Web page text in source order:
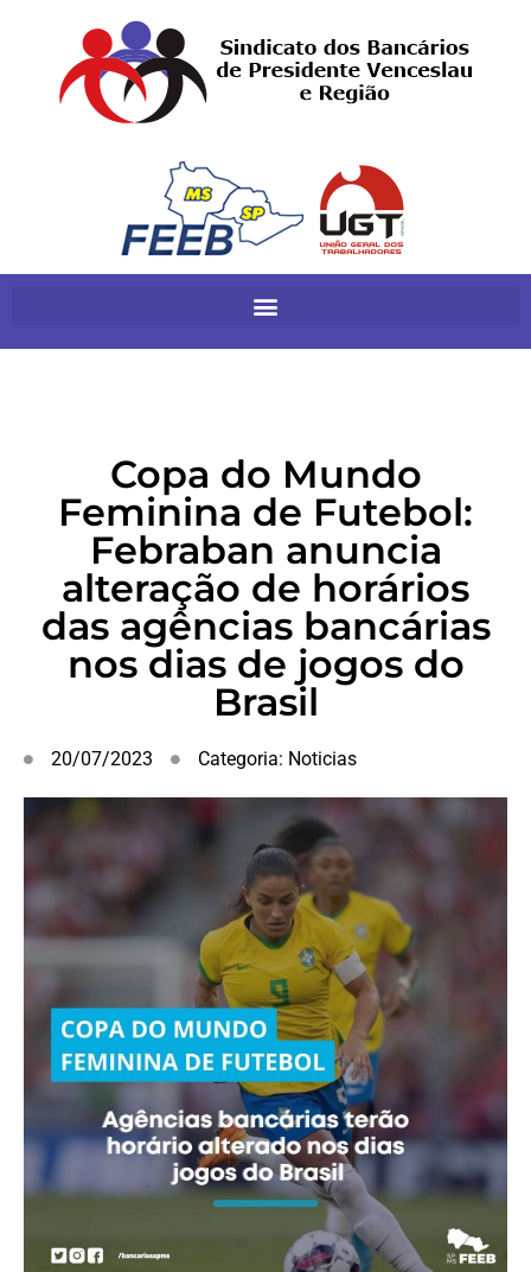
Copa do Mundo
Feminina de Futebol:
Febraban anuncia
alteração de horários
das agências bancárias
nos dias de jogos do
Brasil
20/07/2023 Categoria: Noticias